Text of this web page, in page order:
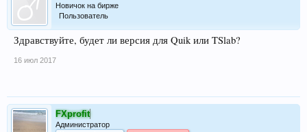
Новичок на бирже
Пользователь
Здравствуйте, будет ли версия для Quik или TSlab?
16 июл 2017
FXprofit
Администратор